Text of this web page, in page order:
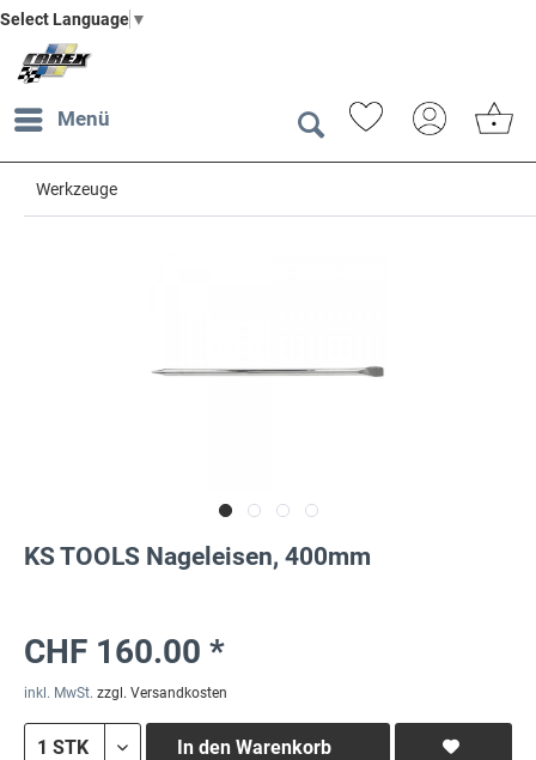
Select Language ▼
Menü
Werkzeuge
KS TOOLS Nageleisen, 400mm
CHF 160.00 *
inkl. MwSt. zzgl. Versandkosten
In den Warenkorb